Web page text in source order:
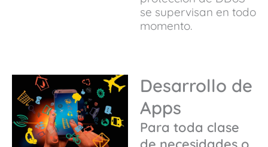
se supervisan en todo
momento.
Desarrollo de
Apps
Para toda clase
de necesidades o